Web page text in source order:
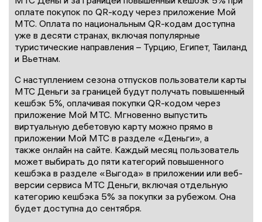
оплате покупок по QR-коду через приложение Мой
МТС. Оплата по национальным QR-кодам доступна
уже в десяти странах, включая популярные
туристические направления – Турцию, Египет, Таиланд
и Вьетнам.
С наступлением сезона отпусков пользователи карты
МТС Деньги за границей будут получать повышенный
кешбэк 5%, оплачивая покупки QR-кодом через
приложение Мой МТС. Мгновенно выпустить
виртуальную дебетовую карту можно прямо в
приложении Мой МТС в разделе «Деньги», а
также онлайн на сайте. Каждый месяц пользователь
может выбирать до пяти категорий повышенного
кешбэка в разделе «Выгода» в приложении или веб-
версии сервиса МТС Деньги, включая отдельную
категорию кешбэка 5% за покупки за рубежом. Она
будет доступна до сентября.